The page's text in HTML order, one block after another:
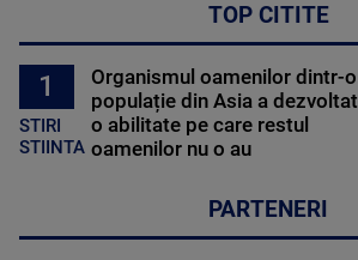
TOP CITITE
1
STIRI
STIINTA
Organismul oamenilor dintr-o
populație din Asia a dezvoltat
o abilitate pe care restul
oamenilor nu o au
PARTENERI